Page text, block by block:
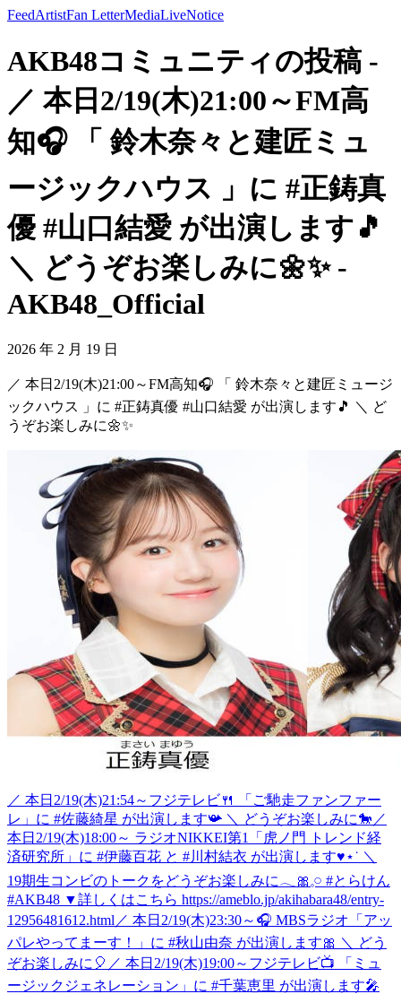
FeedArtistFan LetterMediaLiveNotice
AKB48コミュニティの投稿 -
／ 本日2/19(木)21:00～FM高
知🎧 「 鈴⽊奈々と建匠ミュ
ージックハウス 」に #正鋳真
優 #山口結愛 が出演します🎵
＼ どうぞお楽しみに🌼✨ -
AKB48_Official
2026 年 2 月 19 日
／ 本日2/19(木)21:00～FM高知🎧 「 鈴⽊奈々と建匠ミュージ
ックハウス 」に #正鋳真優 #山口結愛 が出演します🎵 ＼ ど
うぞお楽しみに🌼✨
／ 本日2/19(木)21:54～フジテレビ🍴 「ご馳走ファンファー
レ」に #佐藤綺星 が出演します📯 ＼ どうぞお楽しみに🐎 ／
本日2/19(木)18:00～ ラジオNIKKEI第1「虎ノ門 トレンド経
済研究所」に #伊藤百花 と #川村結衣 が出演します♥⋆˙ ＼
19期生コンビのトークをどうぞお楽しみに𓂃🎀𓈒𓏸 #とらけん
#AKB48 ▼詳しくはこちら https://ameblo.jp/akihabara48/entry-
12956481612.html ／ 本日2/19(木)23:30～🎧 MBSラジオ「アッ
パレやってまーす！」に #秋山由奈 が出演します🎀 ＼ どう
ぞお楽しみに🎈 ／ 本日2/19(木)19:00～フジテレビ📺 「ミュ
ージックジェネレーション」に #千葉恵里 が出演します🎤